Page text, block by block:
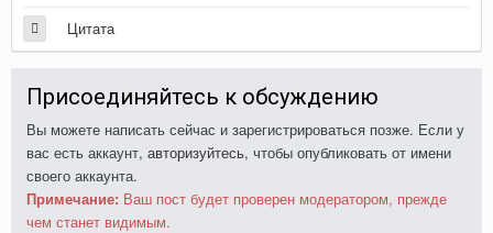
Цитата
Присоединяйтесь к обсуждению
Вы можете написать сейчас и зарегистрироваться позже. Если у
вас есть аккаунт, авторизуйтесь, чтобы опубликовать от имени
своего аккаунта.
Примечание: Ваш пост будет проверен модератором, прежде
чем станет видимым.